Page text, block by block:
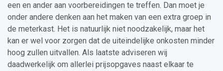
een en ander aan voorbereidingen te treffen. Dan moet je
onder andere denken aan het maken van een extra groep in
de meterkast. Het is natuurlijk niet noodzakelijk, maar het
kan er wel voor zorgen dat de uiteindelijke onkosten minder
hoog zullen uitvallen. Als laatste adviseren wij
daadwerkelijk om allerlei prijsopgaves naast elkaar te